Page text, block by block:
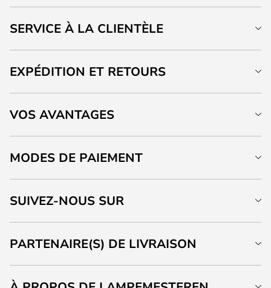
SERVICE À LA CLIENTÈLE
EXPÉDITION ET RETOURS
VOS AVANTAGES
MODES DE PAIEMENT
SUIVEZ-NOUS SUR
PARTENAIRE(S) DE LIVRAISON